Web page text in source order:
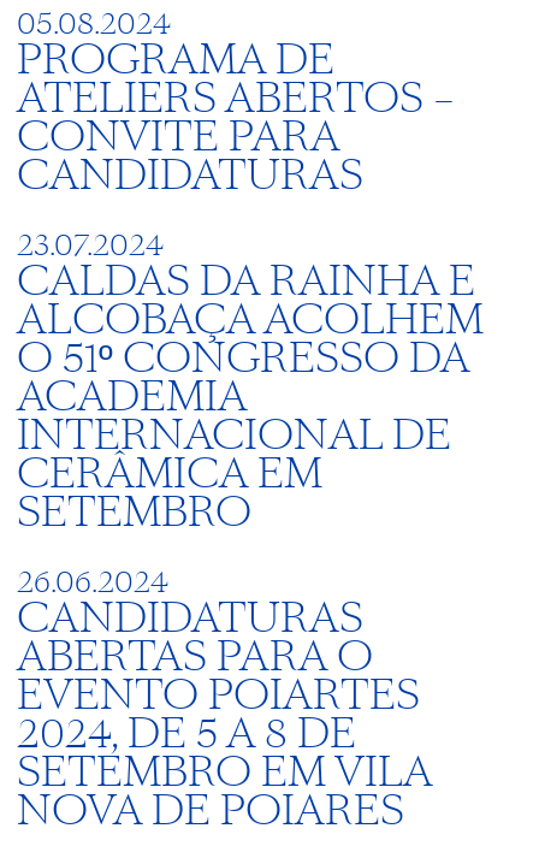
05.08.2024
PROGRAMA DE
ATELIERS ABERTOS –
CONVITE PARA
CANDIDATURAS
23.07.2024
CALDAS DA RAINHA E
ALCOBAÇA ACOLHEM
O 51º CONGRESSO DA
ACADEMIA
INTERNACIONAL DE
CERÂMICA EM
SETEMBRO
26.06.2024
CANDIDATURAS
ABERTAS PARA O
EVENTO POIARTES
2024, DE 5 A 8 DE
SETEMBRO EM VILA
NOVA DE POIARES